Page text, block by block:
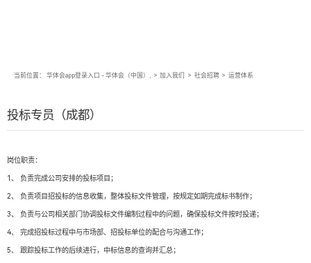
当前位置： 华体会app登录入口 - 华体会（中国）, > 加入我们 > 社会招聘 > 运营体系
投标专员（成都）
岗位职责：
1、 负责完成公司安排的投标项目；
2、 负责项目招投标的信息收集，整体投标文件管理，按规定如期完成标书制作；
3、 负责与公司相关部门协调投标文件编制过程中的问题，确保投标文件按时投递；
4、 完成招投标过程中与市场部、招投标单位的配合与沟通工作；
5、 跟踪投标工作的后续进行，中标信息的查询并汇总；